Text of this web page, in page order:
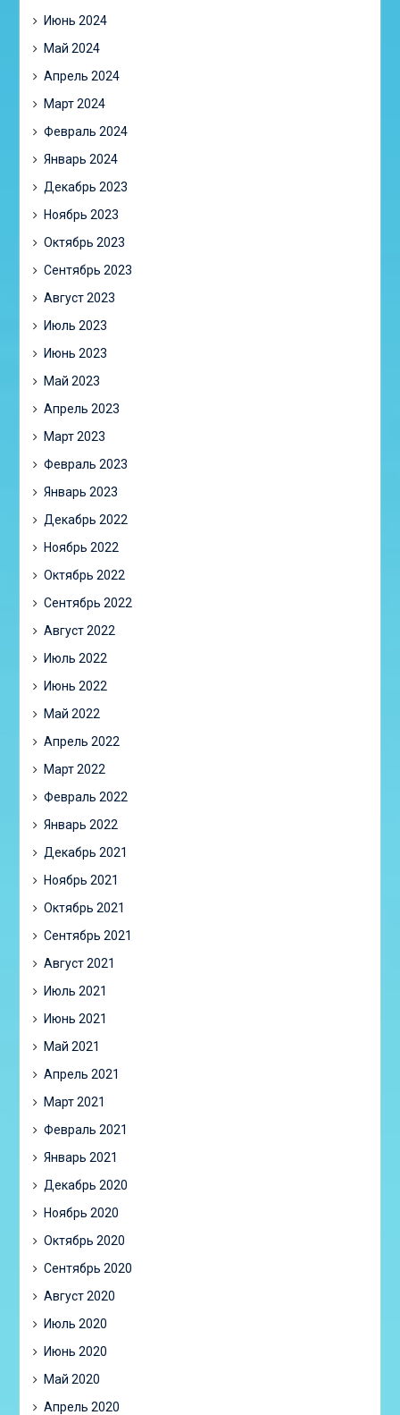
Июнь 2024
Май 2024
Апрель 2024
Март 2024
Февраль 2024
Январь 2024
Декабрь 2023
Ноябрь 2023
Октябрь 2023
Сентябрь 2023
Август 2023
Июль 2023
Июнь 2023
Май 2023
Апрель 2023
Март 2023
Февраль 2023
Январь 2023
Декабрь 2022
Ноябрь 2022
Октябрь 2022
Сентябрь 2022
Август 2022
Июль 2022
Июнь 2022
Май 2022
Апрель 2022
Март 2022
Февраль 2022
Январь 2022
Декабрь 2021
Ноябрь 2021
Октябрь 2021
Сентябрь 2021
Август 2021
Июль 2021
Июнь 2021
Май 2021
Апрель 2021
Март 2021
Февраль 2021
Январь 2021
Декабрь 2020
Ноябрь 2020
Октябрь 2020
Сентябрь 2020
Август 2020
Июль 2020
Июнь 2020
Май 2020
Апрель 2020